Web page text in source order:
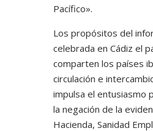
Pacífico».
Los propósitos del
celebrada en Cádiz el
comparten los países
circulación e
impulsa el entusiasmo
la negación de la
Hacienda, Sanidad